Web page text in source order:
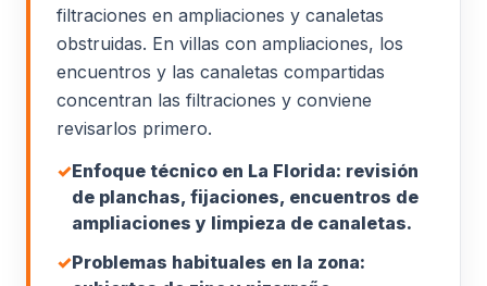
filtraciones en ampliaciones y canaletas
obstruidas. En villas con ampliaciones, los
encuentros y las canaletas compartidas
concentran las filtraciones y conviene
revisarlos primero.
✓Enfoque técnico en La Florida: revisión
de planchas, fijaciones, encuentros de
ampliaciones y limpieza de canaletas.
✓Problemas habituales en la zona: